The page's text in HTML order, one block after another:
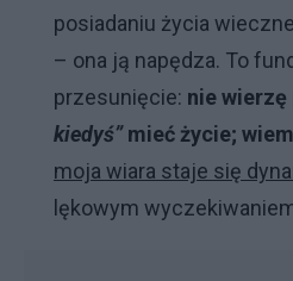
posiadaniu życia
– ona ją napędza. To
przesunięcie: nie wierzę
kiedyś”mieć życie;
moja wiara staje się
lękowym